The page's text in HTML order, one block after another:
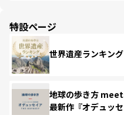
特設ページ
世界遺産ランキング
地球の歩き方
最新作『オデュッセ